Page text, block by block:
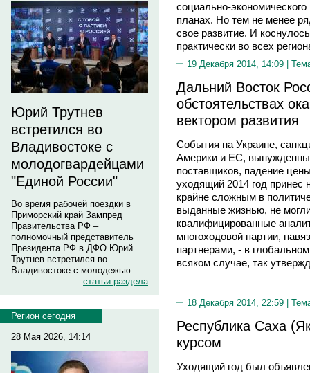
Юрий Трутнев
встретился во
Владивостоке с
молодогвардейцами
"Единой России"
Во время рабочей поездки в
Приморский край Зампред
Правительства РФ –
полномочный представитель
Президента РФ в ДФО Юрий
Трутнев встретился во
Владивостоке с молодежью.
статьи раздела
Регион сегодня
28 Мая 2026, 14:14
социально-
планах. Но тем не менее
свое развитие. И
практически во всех
19 Декабря 2014, 14:09 |
Дальний Восток
обстоятельствах
вектором развития
События на Украине,
Америки и ЕС,
поставщиков, падение
уходящий 2014 год принес
крайне сложным в
выданные жизнью, не
квалифицированные
многоходовой партии,
партнерами, - в
всяком случае, так
18 Декабря 2014, 22:59 |
Республика Саха
курсом
Уходящий год был